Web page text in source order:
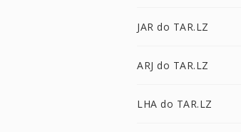
JAR do TAR.LZ
ARJ do TAR.LZ
LHA do TAR.LZ